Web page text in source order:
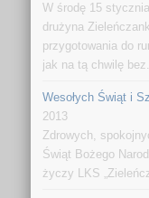
W środę 15
drużyna
przygotowania do
jak na tą chwilę
Wesołych Świąt i
2013
Zdrowych,
Świąt Bożego
życzy LKS